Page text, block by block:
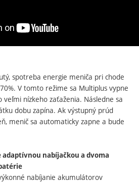
spotreba energie meniča pri chode
V tomto režime sa Multiplus vypne
nízkeho zaťaženia. Následne sa
dobu zapína. Ak výstupný prúd
menič sa automaticky zapne a bude
nabíjačkou a dvoma
nabíjanie akumulátorov